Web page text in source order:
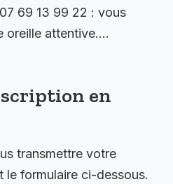
69 13 99 22 : vous
oreille attentive….
en
transmettre votre
le formulaire ci-dessous.